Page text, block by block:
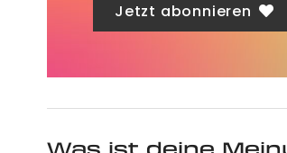
Jetzt abonnieren